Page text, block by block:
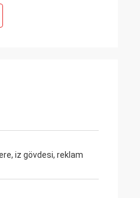
iz gövdesi, reklam